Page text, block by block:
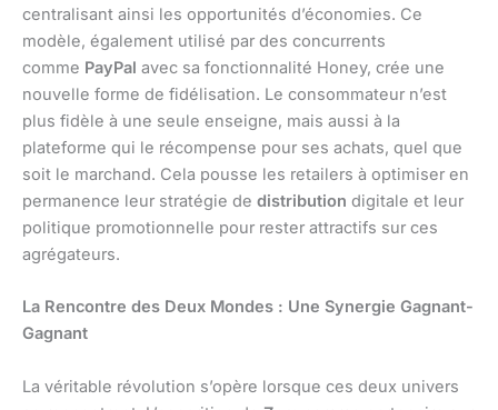
centralisant ainsi les opportunités d’économies. Ce
modèle, également utilisé par des concurrents
comme PayPal avec sa fonctionnalité Honey, crée une
nouvelle forme de fidélisation. Le consommateur n’est
plus fidèle à une seule enseigne, mais aussi à la
plateforme qui le récompense pour ses achats, quel que
soit le marchand. Cela pousse les retailers à optimiser en
permanence leur stratégie de distribution digitale et leur
politique promotionnelle pour rester attractifs sur ces
agrégateurs.
La Rencontre des Deux Mondes : Une Synergie Gagnant-
Gagnant
La véritable révolution s’opère lorsque ces deux univers